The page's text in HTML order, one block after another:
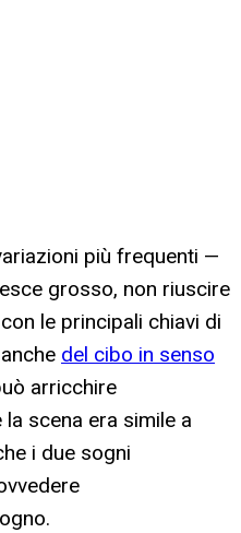
più frequenti —
grosso, non riuscire
le principali chiavi di
del cibo in senso
arricchire
scena era simile a
i due sogni